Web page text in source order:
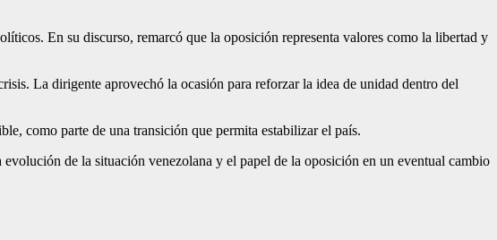
En su discurso, remarcó que la oposición representa valores como la libertad y
La dirigente aprovechó la ocasión para reforzar la idea de unidad dentro del
como parte de una transición que permita estabilizar el país.
de la situación venezolana y el papel de la oposición en un eventual cambio